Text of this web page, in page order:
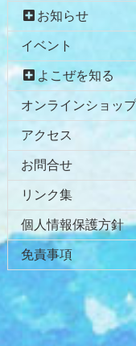
お知らせ
イベント
よこぜを知る
オンラインショップ
アクセス
お問合せ
リンク集
個人情報保護方針
免責事項